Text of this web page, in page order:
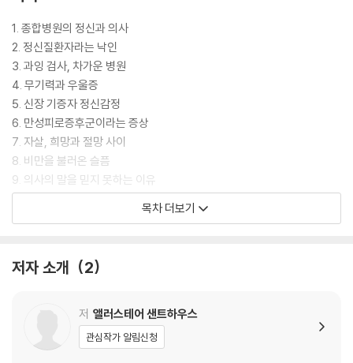
1. 종합병원의 정신과 의사
2. 정신질환자라는 낙인
3. 과잉 검사, 차가운 병원
4. 무기력과 우울증
5. 신장 기증자 정신감정
6. 만성피로증후군이라는 증상
7. 자살, 희망과 절망 사이
8. 비만을 불러온 슬픔
9. 의사의 말을 믿지 못하는 이유
10. 증상을 꾸며낸 환자
14. 스스로 삶을 끝내고 싶은 암 환자
16. 치료 선택, 치료 거부
17. 마지막 날을 기다리는 사람들
18. 무너진 세상이 남긴 연민
목차 더보기
저자 소개 2
저 앨러스테어 샌트하우스
관심작가 알림신청